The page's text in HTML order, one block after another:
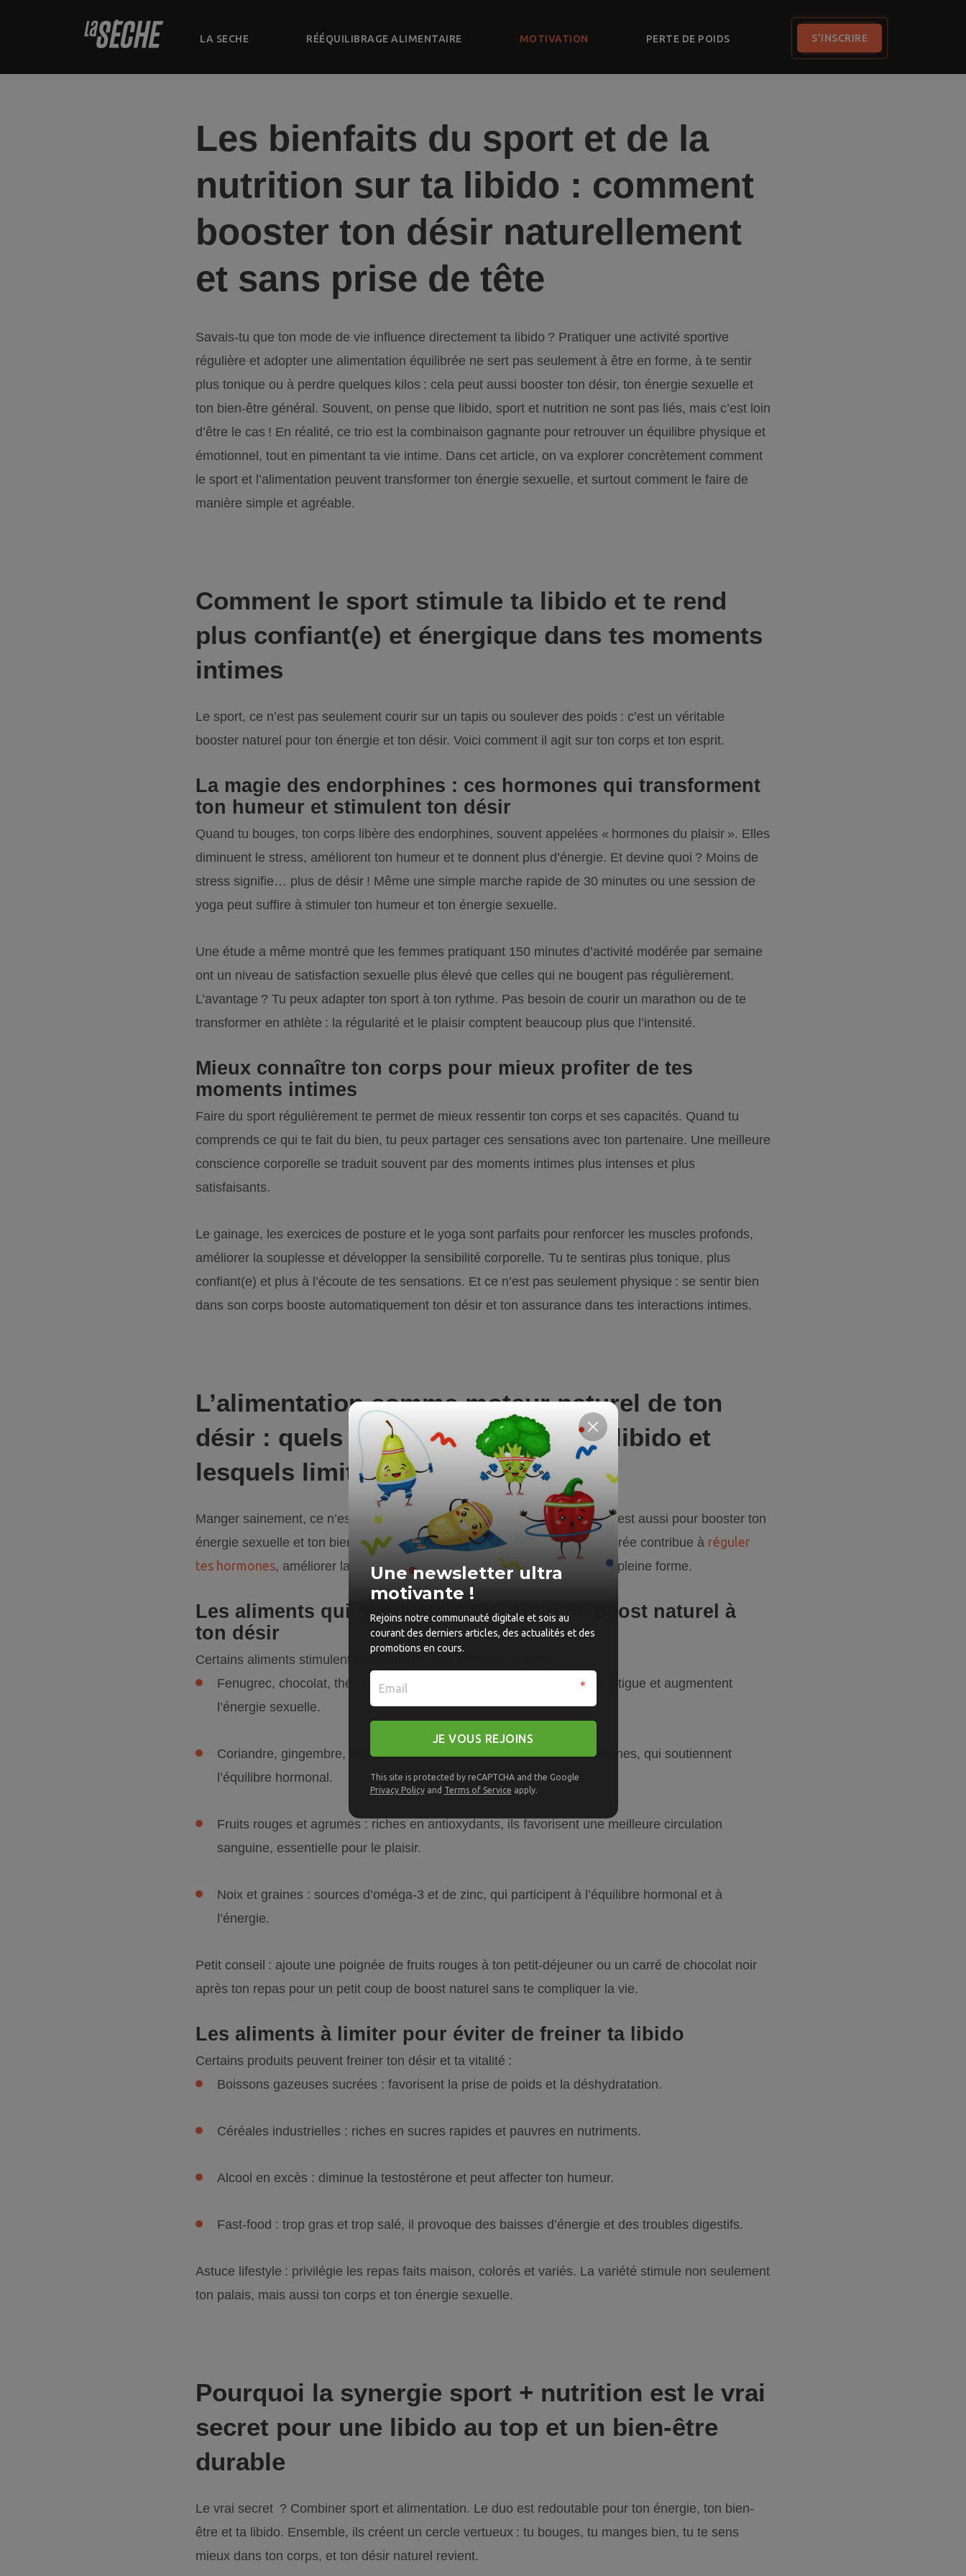
LA SECHE RÉÉQUILIBRAGE ALIMENTAIRE MOTIVATION PERTE DE POIDS S’INSCRIRE
Les bienfaits du sport et de la
nutrition sur ta libido : comment
booster ton désir naturellement
et sans prise de tête
Savais-tu que ton mode de vie influence directement ta libido ? Pratiquer une activité sportive
régulière et adopter une alimentation équilibrée ne sert pas seulement à être en forme, à te sentir
plus tonique ou à perdre quelques kilos : cela peut aussi booster ton désir, ton énergie sexuelle et
ton bien-être général. Souvent, on pense que libido, sport et nutrition ne sont pas liés, mais c’est loin
d’être le cas ! En réalité, ce trio est la combinaison gagnante pour retrouver un équilibre physique et
émotionnel, tout en pimentant ta vie intime. Dans cet article, on va explorer concrètement comment
le sport et l’alimentation peuvent transformer ton énergie sexuelle, et surtout comment le faire de
manière simple et agréable.
Comment le sport stimule ta libido et te rend
plus confiant(e) et énergique dans tes moments
intimes
Le sport, ce n’est pas seulement courir sur un tapis ou soulever des poids : c’est un véritable
booster naturel pour ton énergie et ton désir. Voici comment il agit sur ton corps et ton esprit.
La magie des endorphines : ces hormones qui transforment
ton humeur et stimulent ton désir
Quand tu bouges, ton corps libère des endorphines, souvent appelées « hormones du plaisir ». Elles
diminuent le stress, améliorent ton humeur et te donnent plus d’énergie. Et devine quoi ? Moins de
stress signifie… plus de désir ! Même une simple marche rapide de 30 minutes ou une session de
yoga peut suffire à stimuler ton humeur et ton énergie sexuelle.
Une étude a même montré que les femmes pratiquant 150 minutes d’activité modérée par semaine
ont un niveau de satisfaction sexuelle plus élevé que celles qui ne bougent pas régulièrement.
L’avantage ? Tu peux adapter ton sport à ton rythme. Pas besoin de courir un marathon ou de te
transformer en athlète : la régularité et le plaisir comptent beaucoup plus que l’intensité.
Mieux connaître ton corps pour mieux profiter de tes
moments intimes
Faire du sport régulièrement te permet de mieux ressentir ton corps et ses capacités. Quand tu
comprends ce qui te fait du bien, tu peux partager ces sensations avec ton partenaire. Une meilleure
conscience corporelle se traduit souvent par des moments intimes plus intenses et plus
satisfaisants.
Le gainage, les exercices de posture et le yoga sont parfaits pour renforcer les muscles profonds,
améliorer la souplesse et développer la sensibilité corporelle. Tu te sentiras plus tonique, plus
confiant(e) et plus à l’écoute de tes sensations. Et ce n’est pas seulement physique : se sentir bien
dans son corps booste automatiquement ton désir et ton assurance dans tes interactions intimes.
L’alimentation comme moteur naturel de ton
désir : quels aliments favorisent ta libido et
lesquels limiter
Manger sainement, ce n’est pas seulement pour perdre quelques kilos : c’est aussi pour booster ton
énergie sexuelle et ton bien-être général. Une alimentation riche et équilibrée contribue à réguler
tes hormones, améliorer la circulation sanguine et maintenir ton corps en pleine forme.
Les aliments qui donnent un vrai coup de boost naturel à
ton désir
Certains aliments stimulent naturellement ton énergie sexuelle :
Fenugrec, chocolat, thé : riches en alcaloïdes, ils aident à réduire la fatigue et augmentent
l’énergie sexuelle.
Coriandre, gingembre, graines de lin : contiennent des phyto-œstrogènes, qui soutiennent
l’équilibre hormonal.
Fruits rouges et agrumes : riches en antioxydants, ils favorisent une meilleure circulation
sanguine, essentielle pour le plaisir.
Noix et graines : sources d’oméga-3 et de zinc, qui participent à l’équilibre hormonal et à
l’énergie.
Petit conseil : ajoute une poignée de fruits rouges à ton petit-déjeuner ou un carré de chocolat noir
après ton repas pour un petit coup de boost naturel sans te compliquer la vie.
Les aliments à limiter pour éviter de freiner ta libido
Certains produits peuvent freiner ton désir et ta vitalité :
Boissons gazeuses sucrées : favorisent la prise de poids et la déshydratation.
Céréales industrielles : riches en sucres rapides et pauvres en nutriments.
Alcool en excès : diminue la testostérone et peut affecter ton humeur.
Fast-food : trop gras et trop salé, il provoque des baisses d’énergie et des troubles digestifs.
Astuce lifestyle : privilégie les repas faits maison, colorés et variés. La variété stimule non seulement
ton palais, mais aussi ton corps et ton énergie sexuelle.
Pourquoi la synergie sport + nutrition est le vrai
secret pour une libido au top et un bien-être
durable
Le vrai secret ? Combiner sport et alimentation. Le duo est redoutable pour ton énergie, ton bien-
être et ta libido. Ensemble, ils créent un cercle vertueux : tu bouges, tu manges bien, tu te sens
mieux dans ton corps, et ton désir naturel revient.
Une newsletter ultra
motivante !
Rejoins notre communauté digitale et sois au
courant des derniers articles, des actualités et des
promotions en cours.
JE VOUS REJOINS
This site is protected by reCAPTCHA and the Google
Privacy Policyand Terms of Service apply.